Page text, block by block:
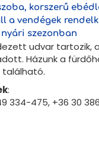
korszerű
a vendégek
szezonban
udvar tartozik,
Házunk a
található.
:
334-475, +36 30